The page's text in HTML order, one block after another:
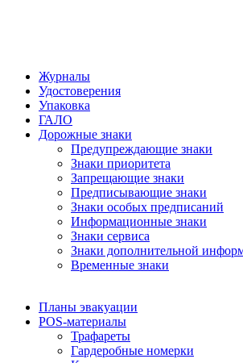
Журналы
Удостоверения
Упаковка
ГАЛО
Дорожные знаки
Предупреждающие знаки
Знаки приоритета
Запрещающие знаки
Предписывающие знаки
Знаки особых предписаний
Информационные знаки
Знаки сервиса
Знаки дополнительной
Временные знаки
Планы эвакуации
POS-материалы
Трафареты
Гардеробные номерки